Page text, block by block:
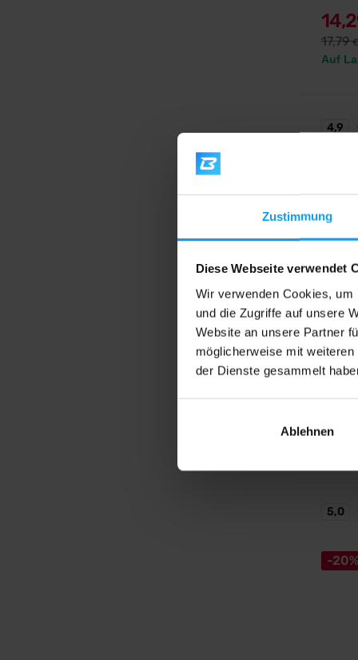
Zustimmung
Diese Webseite verwendet
Wir verwenden Cookies,
und die Zugriffe auf unsere
Website an unsere Partner
möglicherweise mit
der Dienste gesammelt
Ablehnen
17,79
Auf
4,9
-
5,0